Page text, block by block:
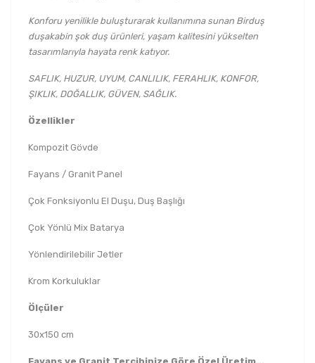
Konforu yenilikle buluşturarak kullanımına sunan Birduş
duşakabin şok duş ürünleri, yaşam kalitesini yükselten
tasarımlarıyla hayata renk katıyor.
SAFLIK, HUZUR, UYUM, CANLILIK, FERAHLIK, KONFOR,
ŞIKLIK, DOĞALLIK, GÜVEN, SAĞLIK.
Özellikler
Kompozit Gövde
Fayans / Granit Panel
Çok Fonksiyonlu El Duşu, Duş Başlığı
Çok Yönlü Mix Batarya
Yönlendirilebilir Jetler
Krom Korkuluklar
Ölçüler
30x150 cm